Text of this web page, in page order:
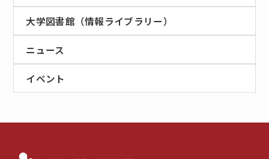
大学図書館（情報ライブラリー）
ニュース
イベント